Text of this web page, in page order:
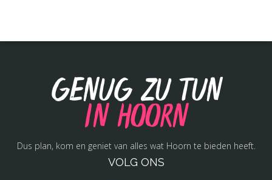
Genug zu tun
in Hoorn
Dus plan, kom en geniet van alles wat Hoorn te bieden heeft.
VOLG ONS